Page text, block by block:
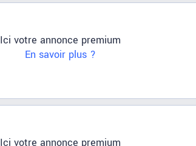
Ici votre annonce premium
En savoir plus ?
Ici votre annonce premium